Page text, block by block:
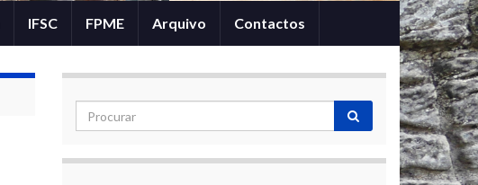
IFSC FPME Arquivo Contactos